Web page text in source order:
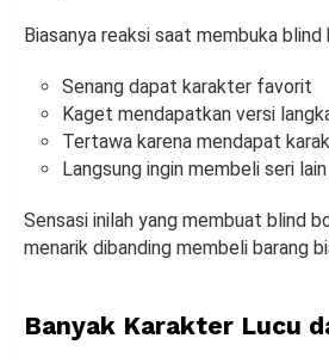
Biasanya reaksi saat membuka
Senang dapat karakter favorit
Kaget mendapatkan versi
Tertawa karena mendapat
Langsung ingin membeli seri lain
Sensasi inilah yang membuat blind
menarik dibanding membeli barang
Banyak Karakter Lucu